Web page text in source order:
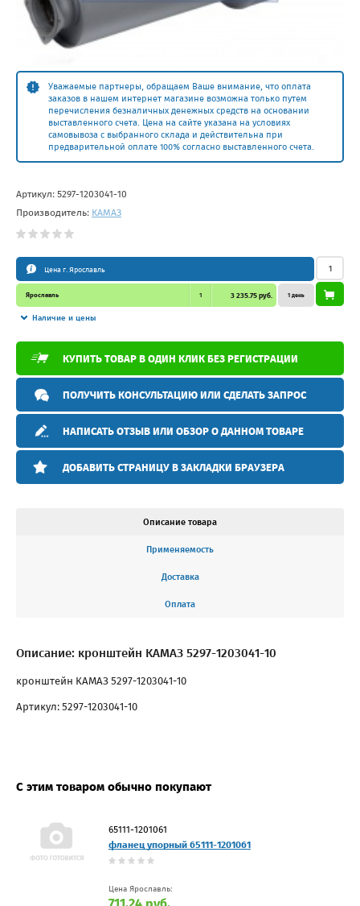
Уважаемые партнеры, обращаем Ваше внимание, что оплата
заказов в нашем интернет магазине возможна только путем
перечисления безналичных денежных средств на основании
выставленного счета. Цена на сайте указана на условиях
самовывоза с выбранного склада и действительна при
предварительной оплате 100% согласно выставленного счета.
Артикул: 5297-1203041-10
Производитель: КАМАЗ
Цена г. Ярославль
Ярославль 1 3 235.75 руб.
Наличие и цены
1 день
КУПИТЬ ТОВАР В ОДИН КЛИК БЕЗ РЕГИСТРАЦИИ
ПОЛУЧИТЬ КОНСУЛЬТАЦИЮ ИЛИ СДЕЛАТЬ ЗАПРОС
НАПИСАТЬ ОТЗЫВ ИЛИ ОБЗОР О ДАННОМ ТОВАРЕ
ДОБАВИТЬ СТРАНИЦУ В ЗАКЛАДКИ БРАУЗЕРА
Описание товара
Применяемость
Доставка
Оплата
Описание: кронштейн КАМАЗ 5297-1203041-10
кронштейн КАМАЗ 5297-1203041-10
Артикул: 5297-1203041-10
С этим товаром обычно покупают
65111-1201061
фланец упорный 65111-1201061
Цена Ярославль: